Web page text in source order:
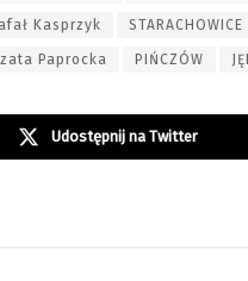
Kasprzyk STARACHOWICE
Paprocka PIŃCZÓW
Udostępnij na Twitter